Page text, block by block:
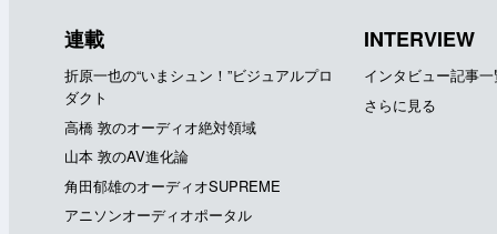
連載
折原一也の“いまシュン！”ビジュアルプロ
ダクト
高橋 敦のオーディオ絶対領域
山本 敦のAV進化論
角田郁雄のオーディオSUPREME
アニソンオーディオポータル
INTERVIEW
インタビュー記事
さらに見る